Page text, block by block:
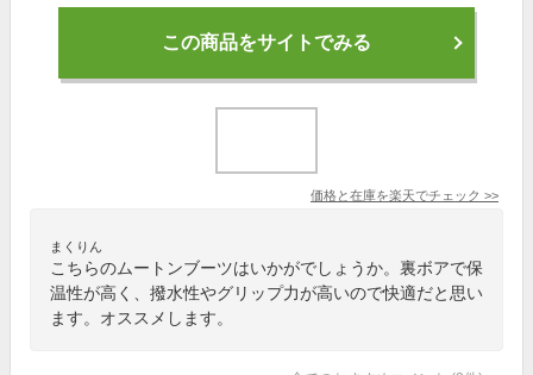
この商品をサイトでみる
価格と在庫を楽天でチェック >>
まくりん
こちらのムートンブーツはいかがでしょうか。裏ボアで保
温性が高く、撥水性やグリップ力が高いので快適だと思い
ます。オススメします。